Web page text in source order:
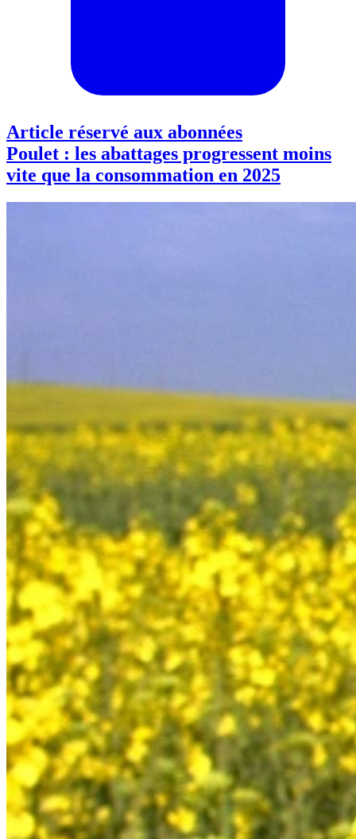
Article réservé aux abonnées
Poulet : les abattages progressent moins
vite que la consommation en 2025